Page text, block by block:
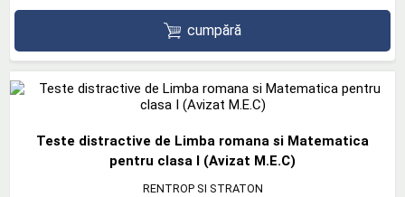
cumpără
Teste distractive de Limba romana si Matematica
pentru clasa I (Avizat M.E.C)
RENTROP SI STRATON